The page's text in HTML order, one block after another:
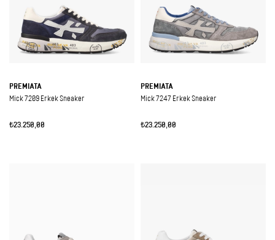
PREMIATA
Mick 7209 Erkek Sneaker
₺23.250,00
PREMIATA
Mick 7247 Erkek Sneaker
₺23.250,00